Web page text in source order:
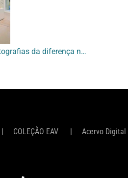
[Fotografias da exposição ‘Queermuseu: cartografias da diferença na arte brasileira’ – Parte 2]
COLEÇÃO EAV Acervo Digital